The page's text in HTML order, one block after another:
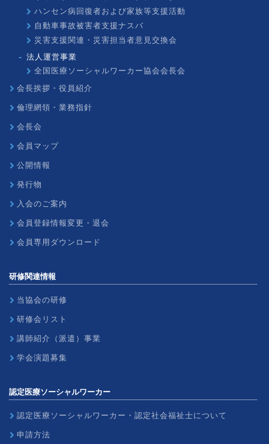
ハンセン病回復者および家族等支援活動
自動車事故被害者支援ナスバ
災害支援関連・災害担当者意見交換会
法人運営事業
全国医療ソーシャルワーカー協会会長会
会長挨拶・役員紹介
倫理網領・業務指針
会長会
会員マップ
公開情報
発行物
入会のご案内
会員登録情報変更・退会
会員専用ダウンロード
研修関連情報
当協会の研修
研修会リスト
講師紹介（派遣）事業
学会演題募集
認定医療ソーシャルワーカー
認定医療ソーシャルワーカー・認定社会福祉士について
申請方法